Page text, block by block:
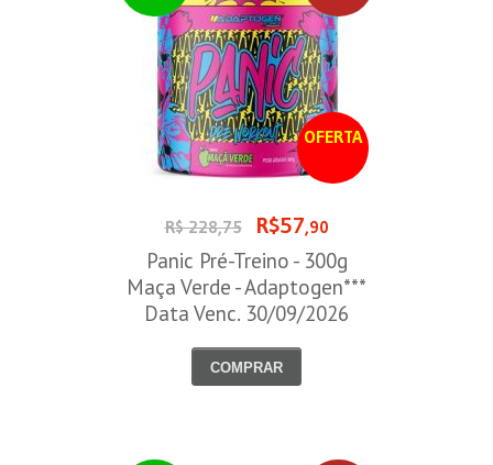
OFERTA
R$ 228,75 R$57,90
Panic Pré-Treino - 300g
Maça Verde - Adaptogen***
Data Venc. 30/09/2026
COMPRAR